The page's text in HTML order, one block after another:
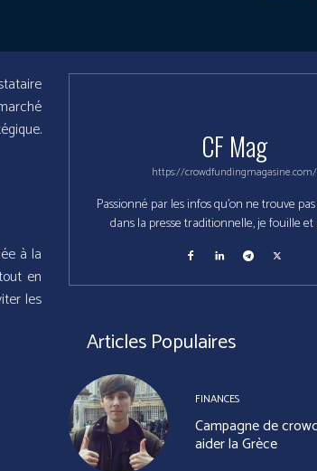
à la
en
les
CF Mag
https://crowdfundingmagasine.com/
Passionné par les infos qu'on ne trouve
dans la presse traditionnelle, je fouille
Articles Populaires
FINANCES
Campagne de
aider la Grèce